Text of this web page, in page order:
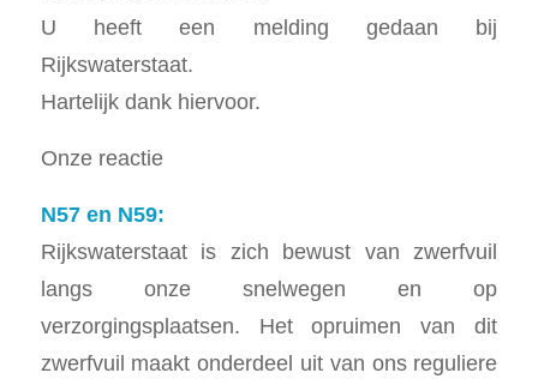
U heeft een melding gedaan bij
Rijkswaterstaat.
Hartelijk dank hiervoor.
Onze reactie
N57 en N59:
Rijkswaterstaat is zich bewust van zwerfvuil
langs onze snelwegen en op
verzorgingsplaatsen. Het opruimen van dit
zwerfvuil maakt onderdeel uit van ons reguliere